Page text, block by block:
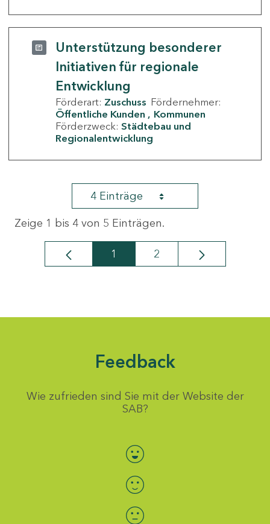
Unterstützung besonderer
Initiativen für regionale
Entwicklung
Förderart: Zuschuss Fördernehmer:
Öffentliche Kunden
Kommunen
Förderzweck: Städtebau und
Regionalentwicklung
4 Einträge
Zeige 1 bis 4 von 5 Einträgen.
Seite
1 Seite
2
Feedback
Wie zufrieden sind Sie mit der Website der
SAB?
Bewertung auswählen